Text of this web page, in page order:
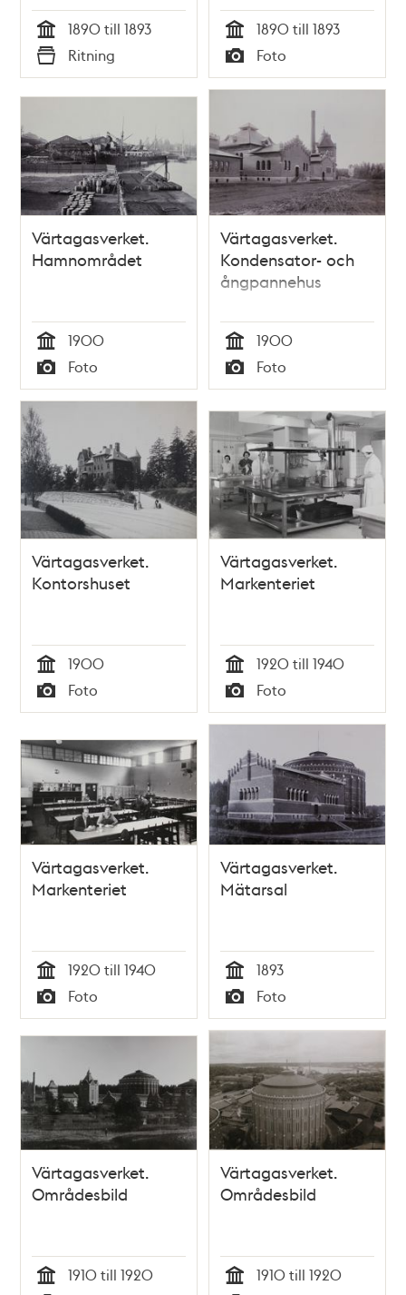
Tid
1890 till 1893
Typ
Ritning Tid
1890 till 1893
Typ
Foto
Värtagasverket.
Hamnområdet
Tid
1900
Typ
Foto
Värtagasverket.
Kondensator- och
ångpannehus
Tid
1900
Typ
Foto
Värtagasverket.
Kontorshuset
Tid
1900
Typ
Foto
Värtagasverket.
Markenteriet
Tid
1920 till 1940
Typ
Foto
Värtagasverket.
Markenteriet
Tid
1920 till 1940
Typ
Foto
Värtagasverket.
Mätarsal
Tid
1893
Typ
Foto
Värtagasverket.
Områdesbild
1910 till 1920
Värtagasverket.
Områdesbild
1910 till 1920